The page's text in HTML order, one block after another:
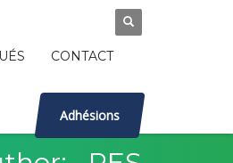
CONTACT
Adhésions